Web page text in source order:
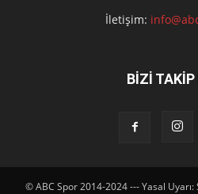
İletişim:
BİZİ TAKİP
© ABC Spor 2014-2024 --- Yasal